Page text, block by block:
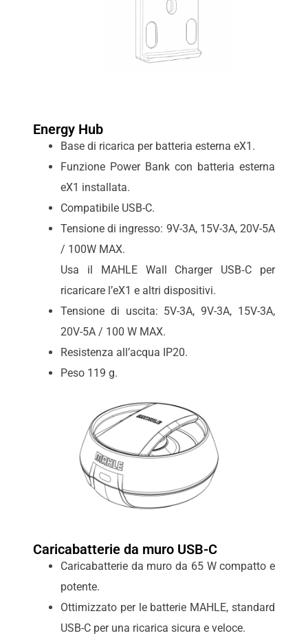
Energy Hub
Base di ricarica per batteria esterna eX1.
Funzione Power Bank con batteria esterna
eX1 installata.
Compatibile USB-C.
Tensione di ingresso: 9V-3A, 15V-3A, 20V-5A
/ 100W MAX.
Usa il MAHLE Wall Charger USB‑C per
ricaricare l’eX1 e altri dispositivi.
Tensione di uscita: 5V-3A, 9V-3A, 15V-3A,
20V-5A / 100 W MAX.
Resistenza all’acqua IP20.
Peso 119 g.
Caricabatterie da muro USB-C
Caricabatterie da muro da 65 W compatto e
potente.
Ottimizzato per le batterie MAHLE, standard
USB-C per una ricarica sicura e veloce.